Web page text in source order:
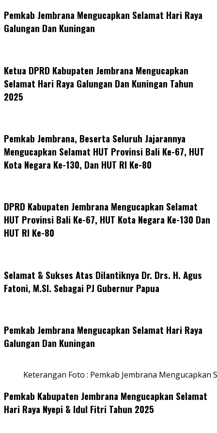
Pemkab Jembrana Mengucapkan Selamat Hari Raya
Galungan Dan Kuningan
Ketua DPRD Kabupaten Jembrana Mengucapkan
Selamat Hari Raya Galungan Dan Kuningan Tahun
2025
Pemkab Jembrana, Beserta Seluruh Jajarannya
Mengucapkan Selamat HUT Provinsi Bali Ke-67, HUT
Kota Negara Ke-130, Dan HUT RI Ke-80
DPRD Kabupaten Jembrana Mengucapkan Selamat
HUT Provinsi Bali Ke-67, HUT Kota Negara Ke-130 Dan
HUT RI Ke-80
Selamat & Sukses Atas Dilantiknya Dr. Drs. H. Agus
Fatoni, M.SI. Sebagai PJ Gubernur Papua
Pemkab Jembrana Mengucapkan Selamat Hari Raya
Galungan Dan Kuningan
Keterangan Foto : Pemkab Jembrana Mengucapkan
Pemkab Kabupaten Jembrana Mengucapkan Selamat
Hari Raya Nyepi & Idul Fitri Tahun 2025